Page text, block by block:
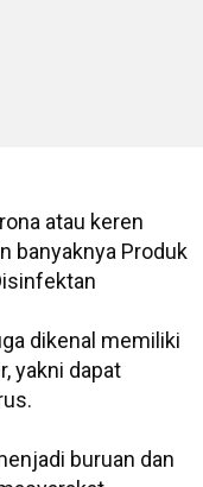
atau keren
banyaknya Produk
dikenal memiliki
yakni dapat
buruan dan